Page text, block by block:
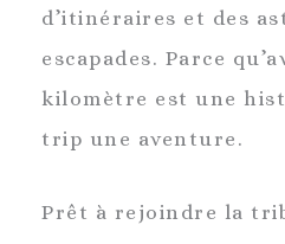
d’itinéraires et des
escapades. Parce
kilomètre est une
trip une aventure.
Prêt à rejoindre la